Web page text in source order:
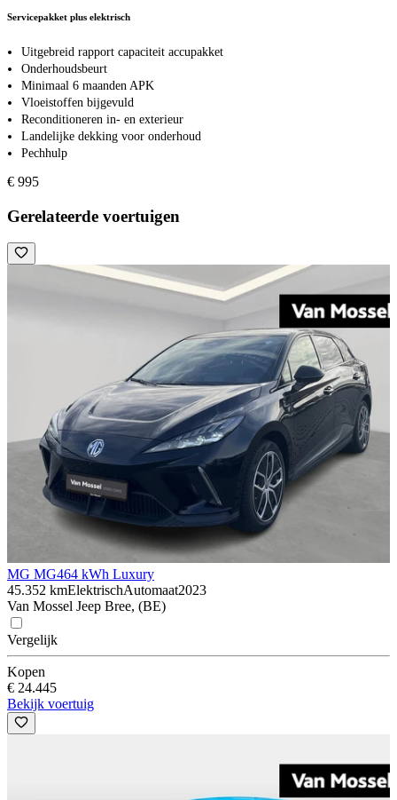
Servicepakket plus elektrisch
Uitgebreid rapport capaciteit accupakket
Onderhoudsbeurt
Minimaal 6 maanden APK
Vloeistoffen bijgevuld
Reconditioneren in- en exterieur
Landelijke dekking voor onderhoud
Pechhulp
€ 995
Gerelateerde voertuigen
MG MG464 kWh Luxury
45.352 kmElektrischAutomaat2023
Van Mossel Jeep Bree, (BE)
Vergelijk
Kopen
€ 24.445
Bekijk voertuig